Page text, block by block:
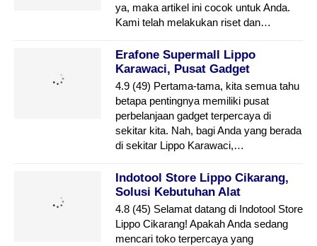
ya, maka artikel ini cocok untuk Anda.
Kami telah melakukan riset dan…
Erafone Supermall Lippo
Karawaci, Pusat Gadget
Terlengkap Di Tengah Kota
4.9 (49) Pertama-tama, kita semua tahu
betapa pentingnya memiliki pusat
perbelanjaan gadget terpercaya di
sekitar kita. Nah, bagi Anda yang berada
di sekitar Lippo Karawaci,…
Indotool Store Lippo Cikarang,
Solusi Kebutuhan Alat
Pertukangan Dan Bangunan
4.8 (45) Selamat datang di Indotool Store
Lippo Cikarang! Apakah Anda sedang
mencari toko terpercaya yang